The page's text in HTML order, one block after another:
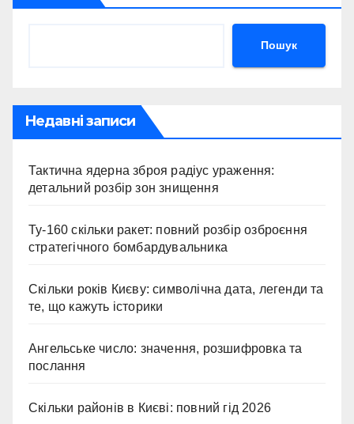
Пошук
Недавні записи
Тактична ядерна зброя радіус ураження:
детальний розбір зон знищення
Ту-160 скільки ракет: повний розбір озброєння
стратегічного бомбардувальника
Скільки років Києву: символічна дата, легенди та
те, що кажуть історики
Ангельське число: значення, розшифровка та
послання
Скільки районів в Києві: повний гід 2026